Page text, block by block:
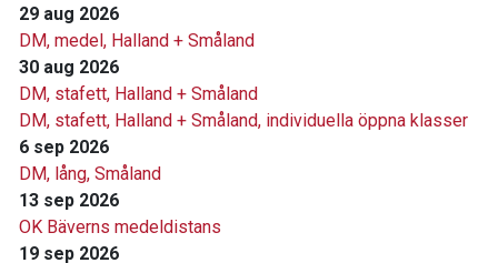
29 aug 2026
DM, medel, Halland + Småland
30 aug 2026
DM, stafett, Halland + Småland
DM, stafett, Halland + Småland, individuella öppna klasser
6 sep 2026
DM, lång, Småland
13 sep 2026
OK Bäverns medeldistans
19 sep 2026